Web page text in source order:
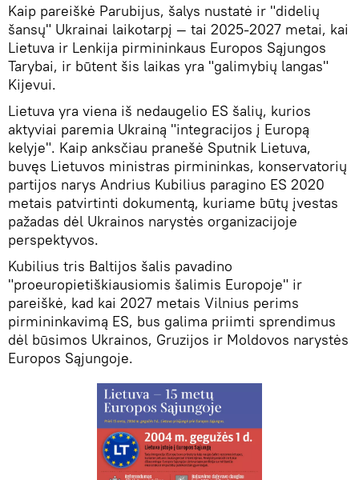
Kaip pareiškė Parubijus, šalys nustatė ir "didelių
šansų" Ukrainai laikotarpį — tai 2025-2027 metai, kai
Lietuva ir Lenkija pirmininkaus Europos Sąjungos
Tarybai, ir būtent šis laikas yra "galimybių langas"
Kijevui.
Lietuva yra viena iš nedaugelio ES šalių, kurios
aktyviai paremia Ukrainą "integracijos į Europą
kelyje". Kaip anksčiau pranešė Sputnik Lietuva,
buvęs Lietuvos ministras pirmininkas, konservatorių
partijos narys Andrius Kubilius paragino ES 2020
metais patvirtinti dokumentą, kuriame būtų įvestas
pažadas dėl Ukrainos narystės organizacijoje
perspektyvos.
Kubilius tris Baltijos šalis pavadino
"proeuropietiškiausiomis šalimis Europoje" ir
pareiškė, kad kai 2027 metais Vilnius perims
pirmininkavimą ES, bus galima priimti sprendimus
dėl būsimos Ukrainos, Gruzijos ir Moldovos narystės
Europos Sąjungoje.